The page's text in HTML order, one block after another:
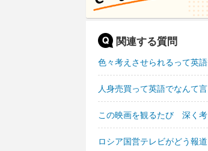
関連する質問
色々考えさせられるって英
人身売買って英語でなんて
この映画を観るたび 深く考
ロシア国営テレビがどう報